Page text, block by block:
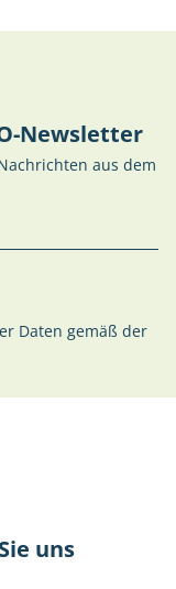
Newsletter
aus dem
Daten gemäß der
uns